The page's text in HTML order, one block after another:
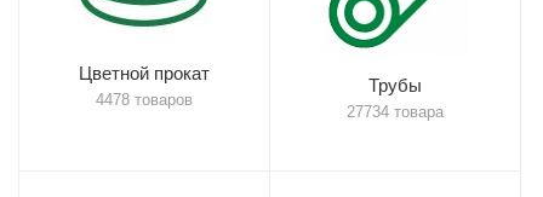
Цветной прокат
4478 товаров
Трубы
27734 товара